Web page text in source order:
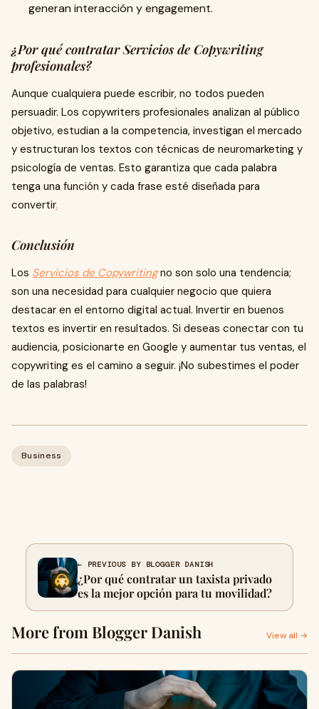
generan interacción y engagement.
¿Por qué contratar Servicios de Copywriting
profesionales?
Aunque cualquiera puede escribir, no todos pueden
persuadir. Los copywriters profesionales analizan al público
objetivo, estudian a la competencia, investigan el mercado
y estructuran los textos con técnicas de neuromarketing y
psicología de ventas. Esto garantiza que cada palabra
tenga una función y cada frase esté diseñada para
convertir.
Conclusión
Los Servicios de Copywritingno son solo una tendencia;
son una necesidad para cualquier negocio que quiera
destacar en el entorno digital actual. Invertir en buenos
textos es invertir en resultados. Si deseas conectar con tu
audiencia, posicionarte en Google y aumentar tus ventas, el
copywriting es el camino a seguir. ¡No subestimes el poder
de las palabras!
Business
← PREVIOUS BY BLOGGER DANISH
¿Por qué contratar un taxista privado
es la mejor opción para tu movilidad?
More from Blogger Danish View all →